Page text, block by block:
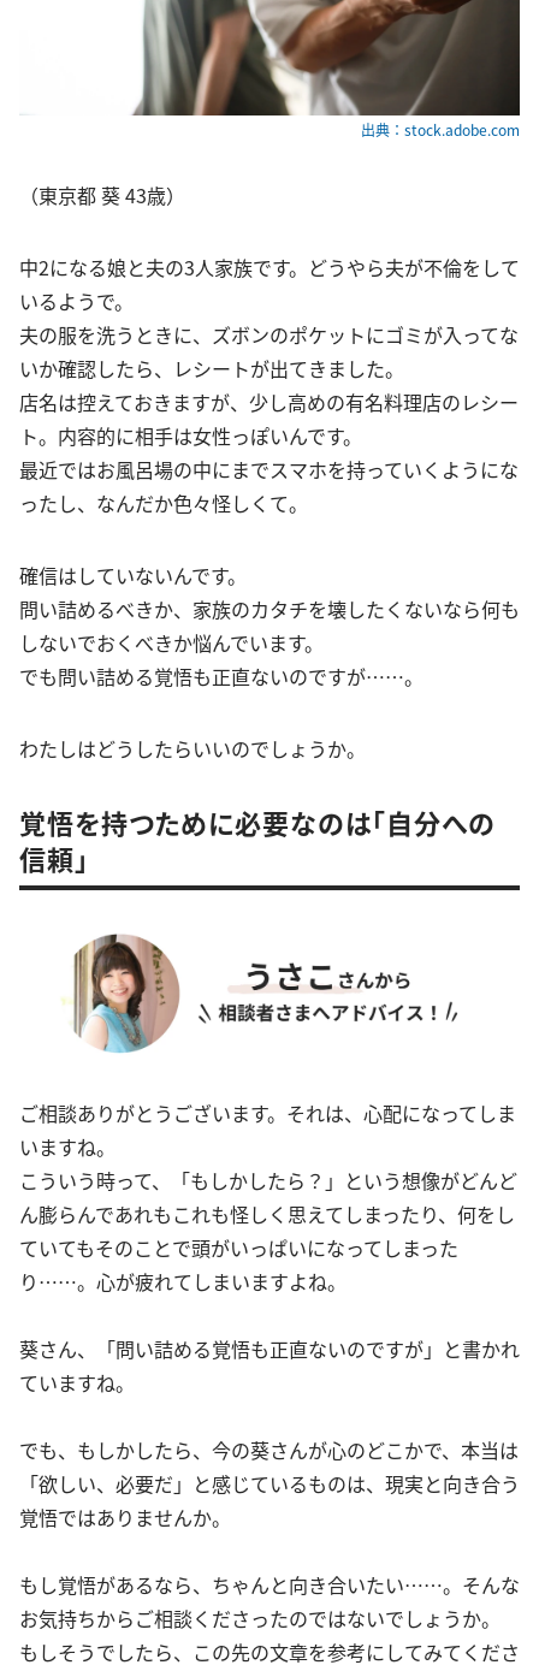
出典：stock.adobe.com
（東京都 葵 43歳）
中2になる娘と夫の3人家族です。どうやら夫が不倫をして
いるようで。
夫の服を洗うときに、ズボンのポケットにゴミが入ってな
いか確認したら、レシートが出てきました。
店名は控えておきますが、少し高めの有名料理店のレシー
ト。内容的に相手は女性っぽいんです。
最近ではお風呂場の中にまでスマホを持っていくようにな
ったし、なんだか色々怪しくて。
確信はしていないんです。
問い詰めるべきか、家族のカタチを壊したくないなら何も
しないでおくべきか悩んでいます。
でも問い詰める覚悟も正直ないのですが……。
わたしはどうしたらいいのでしょうか。
覚悟を持つために必要なのは「自分への
信頼」
ご相談ありがとうございます。それは、心配になってしま
いますね。
こういう時って、「もしかしたら？」という想像がどんど
ん膨らんであれもこれも怪しく思えてしまったり、何をし
ていてもそのことで頭がいっぱいになってしまった
り……。心が疲れてしまいますよね。
葵さん、「問い詰める覚悟も正直ないのですが」と書かれ
ていますね。
でも、もしかしたら、今の葵さんが心のどこかで、本当は
「欲しい、必要だ」と感じているものは、現実と向き合う
覚悟ではありませんか。
もし覚悟があるなら、ちゃんと向き合いたい……。そんな
お気持ちからご相談くださったのではないでしょうか。
もしそうでしたら、この先の文章を参考にしてみてくださ